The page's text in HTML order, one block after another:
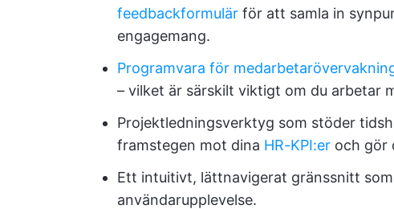
feedbackformulär för att samla in
engagemang.
Programvara för
– vilket är särskilt viktigt om du arbetar
Projektledningsverktyg som stöder
framstegen mot dina HR-KPI:er och gör
Ett intuitivt, lättnavigerat gränssnitt
användarupplevelse.